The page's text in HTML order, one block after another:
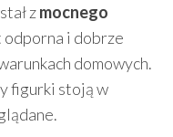
zmocnego
odporna i dobrze
domowych.
figurki stoją w